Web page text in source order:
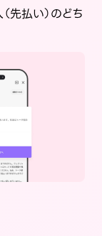
先払い）のどち